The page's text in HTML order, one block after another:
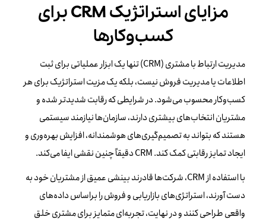
مزایای استراتژیک CRM برای
کسب‌وکارها
مدیریت ارتباط با مشتری (CRM) تنها یک ابزار عملیاتی برای ثبت
اطلاعات یا مدیریت فروش نیست، بلکه یک مزیت استراتژیک برای هر
کسب‌وکار محسوب می‌شود. در شرایطی که رقابت شدیدتر شده و
مشتریان انتخاب‌های بیشتری دارند، سازمان‌ها نیازمند سیستمی
هستند که بتواند به تصمیم‌گیری‌های هوشمندانه، افزایش بهره‌وری و
ایجاد تمایز رقابتی کمک کند. CRM دقیقاً چنین نقشی ایفا می‌کند.
با استفاده از CRM، شرکت‌ها قادرند بینشی عمیق از مشتریان خود به
دست آورند، استراتژی‌های بازاریابی و فروش را براساس داده‌های
واقعی طراحی کنند و در نهایت، تجربه‌ای متمایز برای مشتری خلق